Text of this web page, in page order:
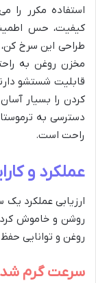
استفاده مکرر را
کیفیت، حس
طراحی این سرخ
مخزن روغن به
قابلیت شستشو
کردن را بسیار
دسترسی به
راحت است.
عملکرد و
روشن و خاموش
روغن و توانایی
سرعت گرم